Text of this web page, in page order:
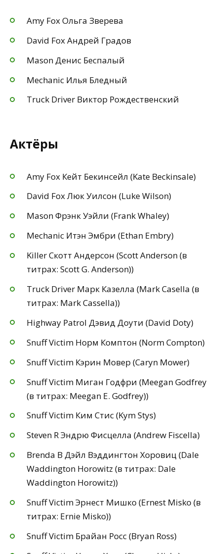
Amy Fox Ольга Зверева
David Fox Андрей Градов
Mason Денис Беспалый
Mechanic Илья Бледный
Truck Driver Виктор Рождественский
Актёры
Amy Fox Кейт Бекинсейл (Kate Beckinsale)
David Fox Люк Уилсон (Luke Wilson)
Mason Фрэнк Уэйли (Frank Whaley)
Mechanic Итэн Эмбри (Ethan Embry)
Killer Скотт Андерсон (Scott Anderson (в
титрах: Scott G. Anderson))
Truck Driver Марк Казелла (Mark Casella (в
титрах: Mark Cassella))
Highway Patrol Дэвид Доути (David Doty)
Snuff Victim Норм Комптон (Norm Compton)
Snuff Victim Кэрин Мовер (Caryn Mower)
Snuff Victim Миган Годфри (Meegan Godfrey
(в титрах: Meegan E. Godfrey))
Snuff Victim Ким Стис (Kym Stys)
Steven R Эндрю Фисцелла (Andrew Fiscella)
Brenda B Дэйл Вэддингтон Хоровиц (Dale
Waddington Horowitz (в титрах: Dale
Waddington Horowitz))
Snuff Victim Эрнест Мишко (Ernest Misko (в
титрах: Ernie Misko))
Snuff Victim Брайан Росс (Bryan Ross)